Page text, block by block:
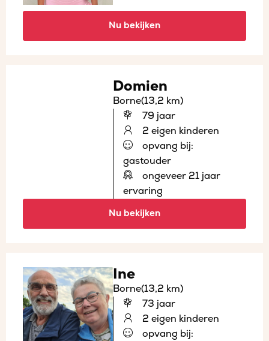
Nu bekijken
Domien
Borne(13,2 km)
79 jaar
2 eigen kinderen
opvang bij:
gastouder
ongeveer 21 jaar
ervaring
Nu bekijken
Ine
Borne(13,2 km)
73 jaar
2 eigen kinderen
opvang bij: